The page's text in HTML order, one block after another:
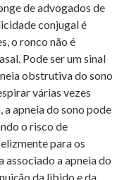
de advogados de
conjugal é
o ronco não é
Pode ser um sinal
obstrutiva do sono
várias vezes
a apneia do sono pode
o risco de
para os
associado a apneia do
da libido e da